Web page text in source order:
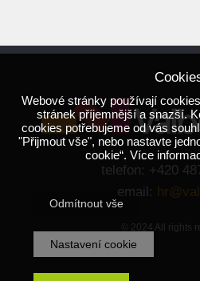
telefon: +420
email:
© 2024 All rights
Webové stránky používají
stránek příjemnější a snazší.
cookies potřebujeme od vás
"Přijmout vše", nebo nastavte
cookie“. Více
Odmítnout vše
Nastavení cookie